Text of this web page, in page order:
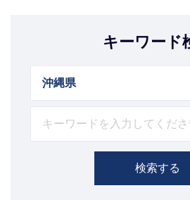
キーワード
検索する